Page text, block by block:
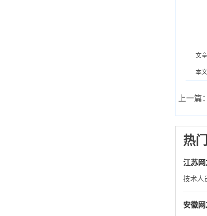
文
本
上一篇：
热
江苏
技术人
安徽